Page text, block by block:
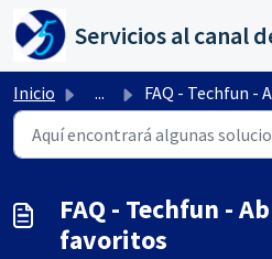
Saltar al contenido principal
Inicio ... FAQ - Techfun - Abrir report desde
FAQ - Techfun -
favoritos